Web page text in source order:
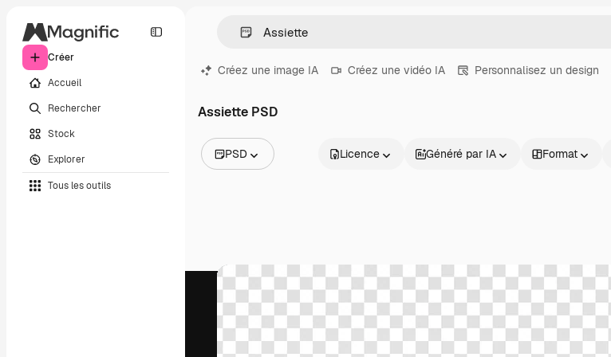
Créer
Accueil
Rechercher
Stock
Explorer
Tous les outils
Créez une image IA Créez une vidéo IA Personnalisez un design
Assiette PSD
PSD
Vidéos
Icônes
Modèles 3D
Polices
Licence Généré par IA Format
Produits